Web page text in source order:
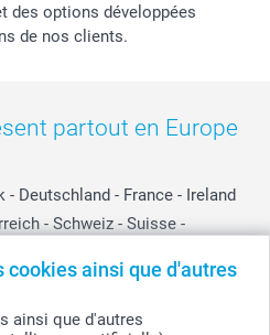
cookies ainsi que d'autres
ainsi que d'autres
des options développées
de nos clients.
partout en Europe
- Deutschland - France - Ireland
- Schweiz - Suisse -